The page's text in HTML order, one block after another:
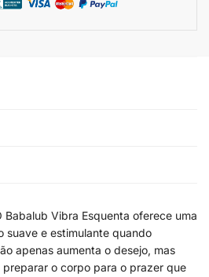
Babalub Vibra Esquenta oferece uma
suave e estimulante quando
apenas aumenta o desejo, mas
o corpo para o prazer que